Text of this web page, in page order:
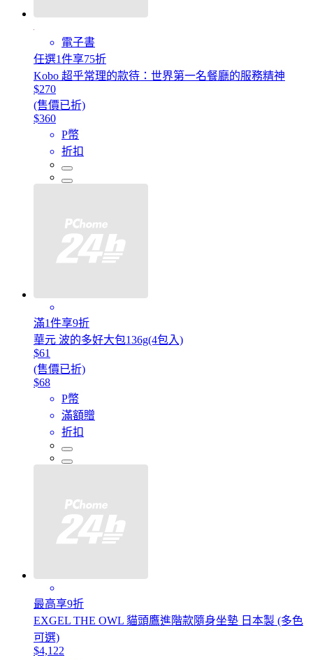
電子書
任選1件享75折
Kobo 超乎常理的款待：世界第一名餐廳的服務精神
$270
(售價已折)
$360
P幣
折扣
滿1件享9折
華元 波的多好大包136g(4包入)
$61
(售價已折)
$68
P幣
滿額贈
折扣
最高享9折
EXGEL THE OWL 貓頭鷹進階款隨身坐墊 日本製 (多色
可選)
$4,122